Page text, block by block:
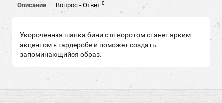
Описание Вопрос - Ответ 0
Укороченная шапка бини с отворотом станет ярким
акцентом в гардеробе и поможет создать
запоминающийся образ.